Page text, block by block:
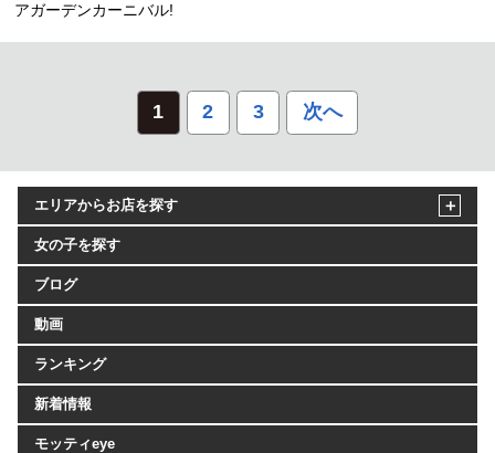
アガーデンカーニバル!
1 2 3 次へ
エリアからお店を探す
女の子を探す
ブログ
動画
ランキング
新着情報
モッティeye